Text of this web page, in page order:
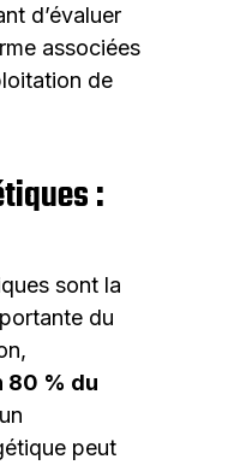
d’évaluer
associées
de
:
sont la
du
80 % du
peut